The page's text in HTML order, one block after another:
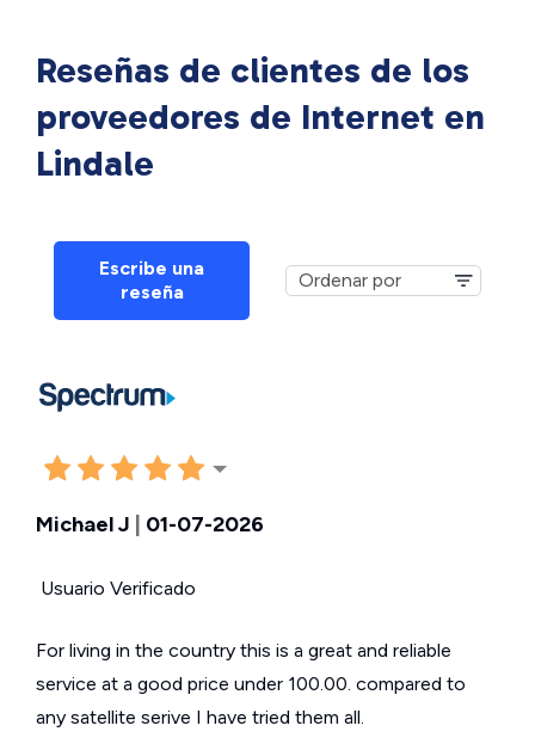
Reseñas de clientes de los
proveedores de Internet en
Lindale
Escribe una
reseña
Michael J 01-07-2026
Usuario Verificado
For living in the country this is a great and reliable
service at a good price under 100.00. compared to
any satellite serive I have tried them all.